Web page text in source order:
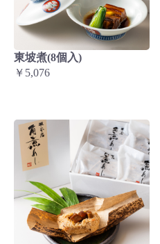
東坡煮(8個入)
￥5,076